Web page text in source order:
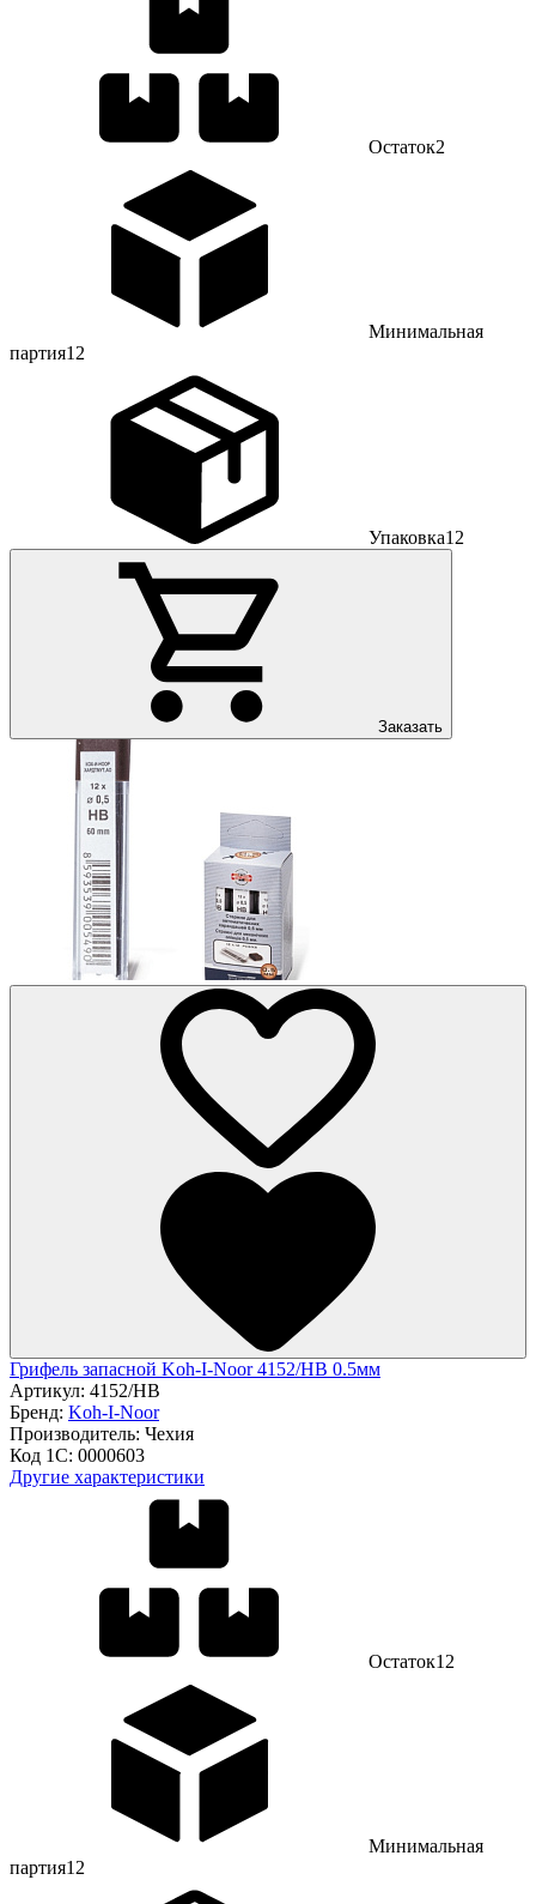
Остаток2
Минимальная
партия12
Упаковка12
Заказать
Грифель запасной Koh-I-Noor 4152/НВ 0.5мм
Артикул: 4152/НВ
Бренд: Koh-I-Noor
Производитель: Чехия
Код 1С: 0000603
Другие характеристики
Остаток12
Минимальная
партия12